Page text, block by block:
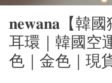
𝐧𝐞𝐰𝐚𝐧𝐚【韓國
耳環｜韓國空
色｜金色｜現